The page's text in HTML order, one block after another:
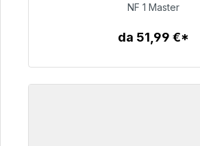
99,00 €
NF 1 Master
da 51,99 €*